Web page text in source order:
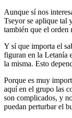
Aunque sí nos
Tseyor se aplique tal
también que el orden
Y sí que importa el
figuran en la Letanía
la misma. Esto
Porque es muy
aquí en el grupo las
son complicados, y
puedan perturbar el